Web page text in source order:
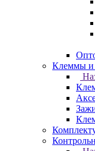
Клеммы и